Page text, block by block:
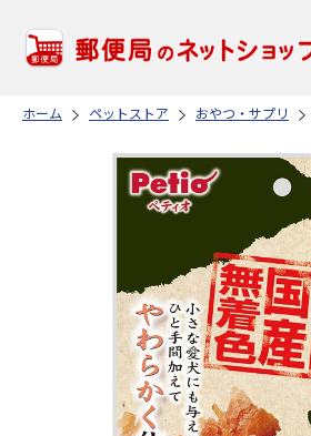
ホーム ペットストア おやつ・サプリ